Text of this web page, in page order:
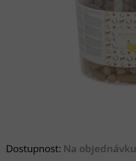
Dostupnost: Na objednávku